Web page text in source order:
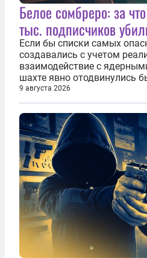
Белое сомбреро: за
тыс. подписчиков
Если бы списки самых
создавались с учетом
взаимодействие с
шахте явно отодвинулись
третий план. А вот
музыкантам пришлось бы
Кульякане, столице штата
9 августа 2026